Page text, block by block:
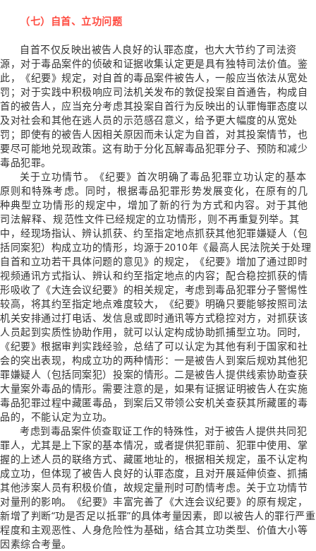
（七）自首、立功问题
自首不仅反映出被告人良好的认罪态度，也大大节约了司法资
源，对于毒品案件的侦破和证据收集认定更是具有独特司法价值。鉴
此，《纪要》规定，对自首的毒品案件被告人，一般应当依法从宽处
罚；对于实践中积极响应司法机关发布的敦促投案自首通告，构成自
首的被告人，应当充分考虑其投案自首行为反映出的认罪悔罪态度以
及对社会和其他在逃人员的示范感召意义，给予更大幅度的从宽处
罚；即使有的被告人因相关原因而未认定为自首，对其投案情节，也
要尽可能地兑现政策。这有助于分化瓦解毒品犯罪分子、预防和减少
毒品犯罪。
关于立功情节。《纪要》首次明确了毒品犯罪立功认定的基本
原则和特殊考虑。同时，根据毒品犯罪形势发展变化，在原有的几
种典型立功情形的规定中，增加了新的行为方式和内容。对于其他
司法解释、规范性文件已经规定的立功情形，则不再重复列举。其
中，经现场指认、辨认抓获、约至指定地点抓获其他犯罪嫌疑人（包
括同案犯）构成立功的情形，均源于2010年《最高人民法院关于处理
自首和立功若干具体问题的意见》的规定，《纪要》增加了通过即时
视频通讯方式指认、辨认和约至指定地点的内容；配合稳控抓获的情
形吸收了《大连会议纪要》的相关规定，考虑到毒品犯罪分子警惕性
较高，将其约至指定地点难度较大，《纪要》明确只要能够按照司法
机关安排通过打电话、发信息或即时通讯等方式稳控对方，对抓获该
人员起到实质性协助作用，就可以认定构成协助抓捕型立功。同时,
《纪要》根据审判实践经验，总结了可以认定为其他有利于国家和社
会的突出表现，构成立功的两种情形：一是被告人到案后规劝其他犯
罪嫌疑人（包括同案犯）投案的情形。二是被告人提供线索协助查获
大量案外毒品的情形。需要注意的是，如果有证据证明被告人在实施
毒品犯罪过程中藏匿毒品，到案后又带领公安机关查获其所藏匿的毒
品的，不能认定为立功。
考虑到毒品案件侦查取证工作的特殊性，对于被告人提供共同犯
罪人，尤其是上下家的基本情况，或者提供犯罪前、犯罪中使用、掌
握的上述人员的联络方式、藏匿地址的，根据相关规定，虽不认定构
成立功，但体现了被告人良好的认罪态度，且对开展延伸侦查、抓捕
其他涉案人员有积极价值，故规定量刑时可酌情考虑。关于立功情节
对量刑的影响。《纪要》丰富完善了《大连会议纪要》的原有规定，
新增了判断“功是否足以抵罪”的具体考量因素，即以被告人的罪行严重
程度和主观恶性、人身危险性为基础，结合其立功类型、价值大小等
因素综合考量。